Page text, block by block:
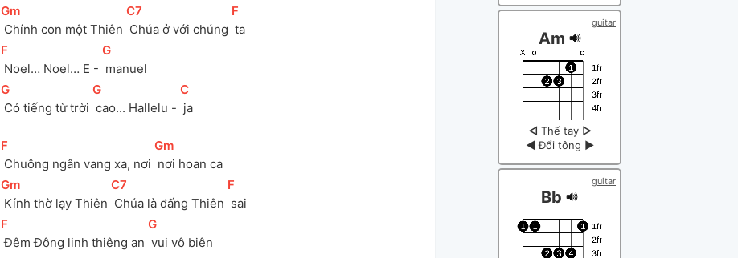
[
Gm
Chính con một Thiên
[
C7
Chúa ở với chúng
[F
ta
[F
Noel… Noel… E -
[
G
manuel
[
G
Có tiếng từ trời
[
G
cao... Hallelu -
[
C
ja
[F
Chuông ngân vang xa, nơi
[
Gm
nơi hoan ca
[
Gm
Kính thờ lạy Thiên
[
C7
Chúa là đấng Thiên
[F
sai
[F
Đêm Đông linh thiêng an
[
G
vui vô biên
guitar
Am
◁ Thế tay ▷
◀ Đổi tông ▶
guitar
Bb